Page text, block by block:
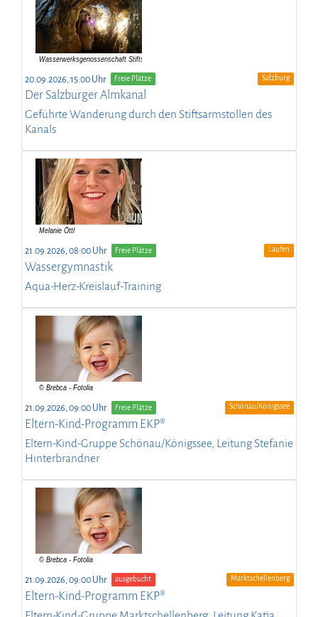
20.09.2026, 15:00 Uhr Freie Plätze Salzburg
Der Salzburger Almkanal
Geführte Wanderung durch den Stiftsarmstollen des
Kanals
21.09.2026, 08:00 Uhr Freie Plätze Laufen
Wassergymnastik
Aqua-Herz-Kreislauf-Training
21.09.2026, 09:00 Uhr Freie Plätze Schönau/Königssee
Eltern-Kind-Programm EKP®
Eltern-Kind-Gruppe Schönau/Königssee, Leitung Stefanie
Hinterbrandner
21.09.2026, 09:00 Uhr ausgebucht Marktschellenberg
Eltern-Kind-Programm EKP®